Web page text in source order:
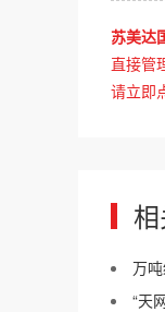
苏美达
直接管
请立即
万
“天